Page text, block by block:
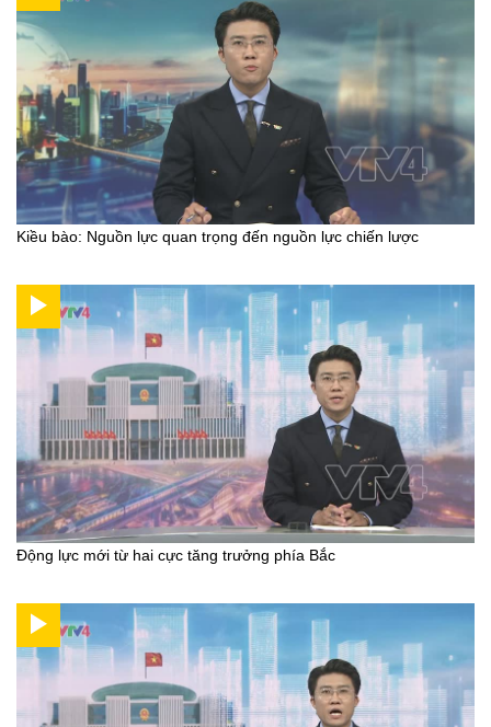
Kiều bào: Nguồn lực quan trọng đến nguồn lực chiến lược
Động lực mới từ hai cực tăng trưởng phía Bắc